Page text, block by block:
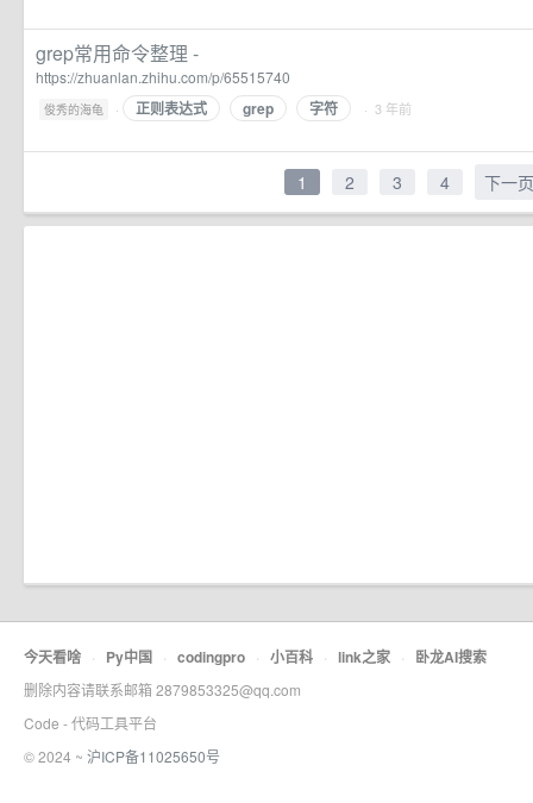
grep常用命令整理 -
https://zhuanlan.zhihu.com/p/65515740
俊秀的海龟 · 正则表达式 grep 字符 · 3 年前
1 2 3 4 下一页
今天看啥 · Py中国 · codingpro · 小百科 · link之家 · 卧龙AI搜索
删除内容请联系邮箱 2879853325@qq.com
Code - 代码工具平台
© 2024 ~ 沪ICP备11025650号